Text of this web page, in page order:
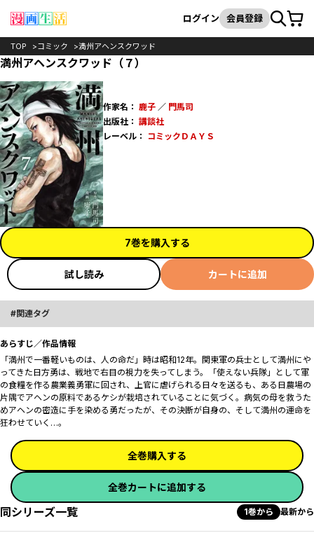
検索
ログイン 会員登録カート
TOP コミック 満州アヘンスクワッド
満州アヘンスクワッド（７）
作家名： 鹿子／ 門馬司
出版社： 講談社
レーベル：
コミックＤＡＹＳ
7巻を購入する
試し読み カートに追加
関連タグ
あらすじ／作品情報
「満州で一番軽いものは、人の命だ」時は昭和12年。関東軍の兵士として満州にや
ってきた日方勇は、戦地で右目の視力を失ってしまう。「使えない兵隊」として軍
の食糧を作る農業義勇軍に回され、上官に虐げられる日々を送るも、ある日農場の
片隅でアヘンの原料であるケシが栽培されていることに気づく。病気の母を救うた
めアヘンの密造に手を染める勇だったが、その決断が自身の、そして満州の運命を
狂わせていく…。
全巻購入する
全巻カートに追加する
同シリーズ一覧 1巻から 最新から